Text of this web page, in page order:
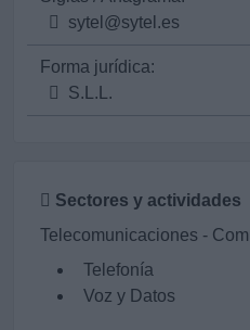
sytel@sytel.es
Forma jurídica:
S.L.L.
Sectores y actividades
Telecomunicaciones -
Telefonía
Voz y Datos